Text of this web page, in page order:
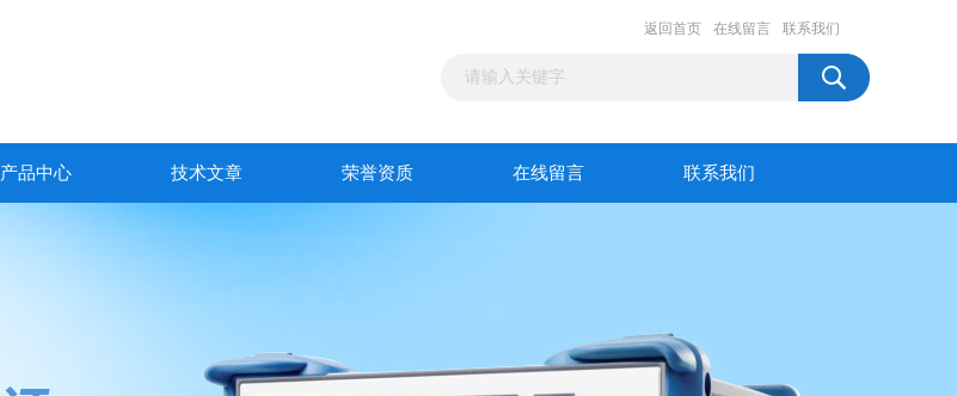
返回首页 在线留言 联系我们
产品中心 技术文章 荣誉资质 在线留言 联系我们